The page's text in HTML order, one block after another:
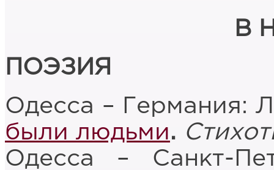
В
ПОЭЗИЯ
Одесса – Германия:
были людьми.
Одесса – Санкт-